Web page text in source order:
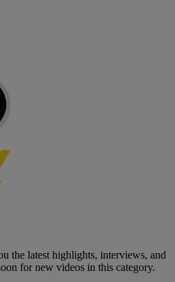
the latest highlights, interviews, and
for new videos in this category.